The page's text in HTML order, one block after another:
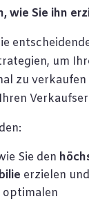
wie Sie ihn
um
zu verkaufen
Sie den
erzielen